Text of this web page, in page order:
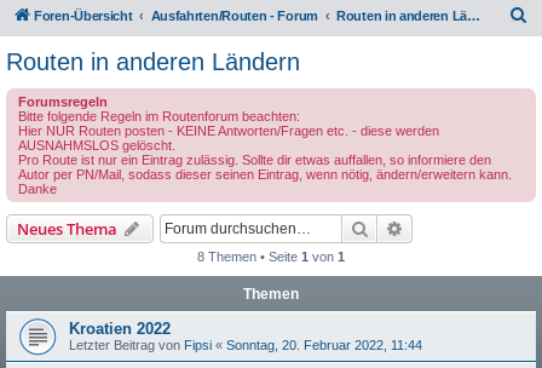
Foren-Übersicht Ausfahrten/Routen - Forum Routen in anderen Ländern
Routen in anderen Ländern
Forumsregeln
Bitte folgende Regeln im Routenforum beachten:
Hier NUR Routen posten - KEINE Antworten/Fragen etc. - diese werden
AUSNAHMSLOS gelöscht.
Pro Route ist nur ein Eintrag zulässig. Sollte dir etwas auffallen, so informiere den
Autor per PN/Mail, sodass dieser seinen Eintrag, wenn nötig, ändern/erweitern kann.
Danke
Neues Thema Suche
8 Themen • Seite 1 von 1
Themen
Kroatien 2022
Letzter Beitrag von Fipsi « Sonntag, 20. Februar 2022, 11:44